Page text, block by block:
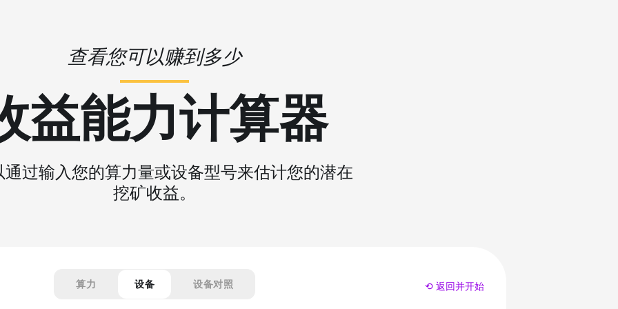
查看您可以赚到多少
益能力计算器
通过输入您的算力量或设备型号来估计您的潜在
挖矿收益。
算力 设备 设备对照 ⟲ 返回并开始